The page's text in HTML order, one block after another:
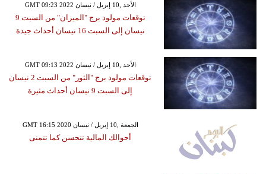
GMT 09:23 2022 الأحد ,10 إبريل / نيسان
توقعات مولود برج "الميزان" من السبت 9
نيسان إلى السبت 16 نيسان أحداث جيدة
GMT 09:13 2022 الأحد ,10 إبريل / نيسان
توقعات مولود برج "الثور" من السبت 2 نيسان
إلى السبت 9 نيسان أحداث مثيرة
GMT 16:15 2020 الجمعة ,10 إبريل / نيسان
أحوالك المالية تتحسن كما تتمنى